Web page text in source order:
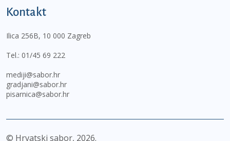
Kontakt
Ilica 256B, 10 000 Zagreb
Tel.: 01/45 69 222
mediji@sabor.hr
gradjani@sabor.hr
pisarnica@sabor.hr
© Hrvatski sabor, 2026